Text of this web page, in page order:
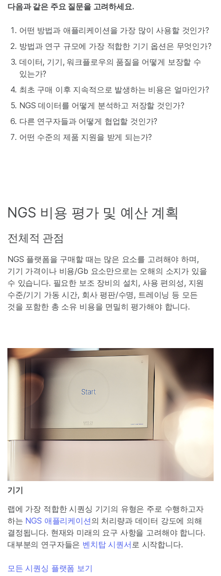
다음과 같은 주요 질문을 고려하세요.
어떤 방법과 애플리케이션을 가장 많이 사용할 것인가?
방법과 연구 규모에 가장 적합한 기기 옵션은 무엇인가?
데이터, 기기, 워크플로우의 품질을 어떻게 보장할 수
있는가?
최초 구매 이후 지속적으로 발생하는 비용은 얼마인가?
NGS 데이터를 어떻게 분석하고 저장할 것인가?
다른 연구자들과 어떻게 협업할 것인가?
어떤 수준의 제품 지원을 받게 되는가?
NGS 비용 평가 및 예산 계획
전체적 관점
NGS 플랫폼을 구매할 때는 많은 요소를 고려해야 하며,
기기 가격이나 비용/Gb 요소만으로는 오해의 소지가 있을
수 있습니다. 필요한 보조 장비의 설치, 사용 편의성, 지원
수준/기기 가동 시간, 회사 평판/수명, 트레이닝 등 모든
것을 포함한 총 소유 비용을 면밀히 평가해야 합니다.
기기
랩에 가장 적합한 시퀀싱 기기의 유형은 주로 수행하고자
하는 NGS 애플리케이션의 처리량과 데이터 강도에 의해
결정됩니다. 현재와 미래의 요구 사항을 고려해야 합니다.
대부분의 연구자들은 벤치탑 시퀀서로 시작합니다.
모든 시퀀싱 플랫폼 보기